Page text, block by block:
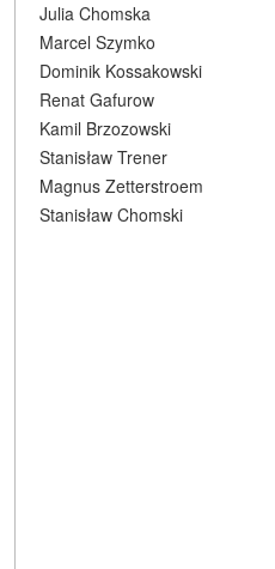
Julia Chomska
Marcel Szymko
Dominik Kossakowski
Renat Gafurow
Kamil Brzozowski
Stanisław Trener
Magnus Zetterstroem
Stanisław Chomski